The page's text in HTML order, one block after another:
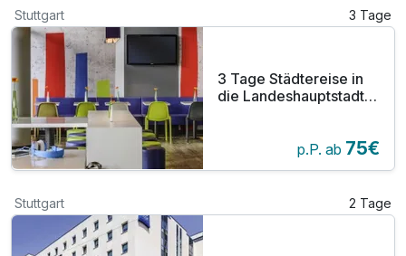
Stuttgart 3 Tage
3 Tage Städtereise in
die Landeshauptstadt
p.P. ab 75€
Stuttgart 2 Tage